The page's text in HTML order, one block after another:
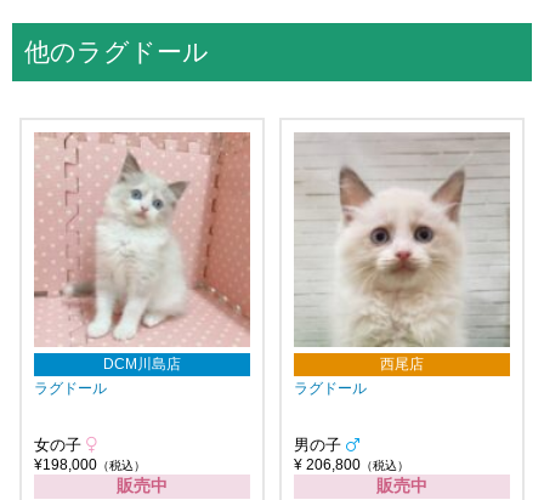
他のラグドール
DCM川島店
ラグドール
女の子
¥198,000 （税込）
販売中
西尾店
ラグドール
男の子
¥ 206,800 （税込）
販売中